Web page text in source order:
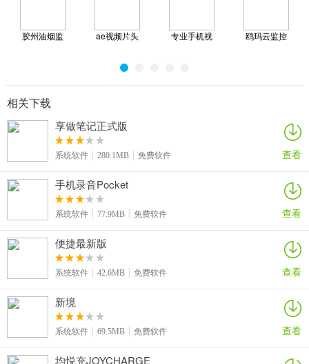
胶州油烟监
ae视频片头
专业手机视
鸥玛云监控
相关下载
享做笔记正式版
系统软件 280.1MB 免费软件 查看
手机录音Pocket
系统软件 77.9MB 免费软件 查看
便捷最新版
系统软件 42.6MB 免费软件 查看
新境
系统软件 69.5MB 免费软件 查看
均悦充JOYCHARGE